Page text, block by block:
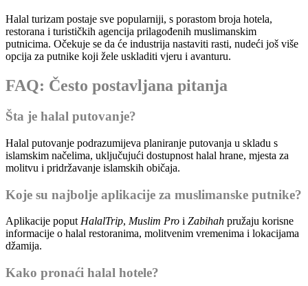
Halal turizam postaje sve popularniji, s porastom broja hotela,
restorana i turističkih agencija prilagođenih muslimanskim
putnicima. Očekuje se da će industrija nastaviti rasti, nudeći još više
opcija za putnike koji žele uskladiti vjeru i avanturu.
FAQ: Često postavljana pitanja
Šta je halal putovanje?
Halal putovanje podrazumijeva planiranje putovanja u skladu s
islamskim načelima, uključujući dostupnost halal hrane, mjesta za
molitvu i pridržavanje islamskih običaja.
Koje su najbolje aplikacije za muslimanske putnike?
Aplikacije poput HalalTrip, Muslim Pro i Zabihah pružaju korisne
informacije o halal restoranima, molitvenim vremenima i lokacijama
džamija.
Kako pronaći halal hotele?